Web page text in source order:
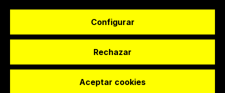
© Dashboard Technologies S.L
Configurar
Rechazar
Aceptar cookies